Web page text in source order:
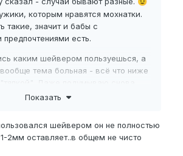
которым нравятся мохнатки.
такие, значит и бабы с
предпочтениями есть.
каким шейвером пользуешься, а
тема больная - всё что ниже
завести, только уже не для
Показать
шейвером он не полностью
2мм оставляет..в общем не чисто